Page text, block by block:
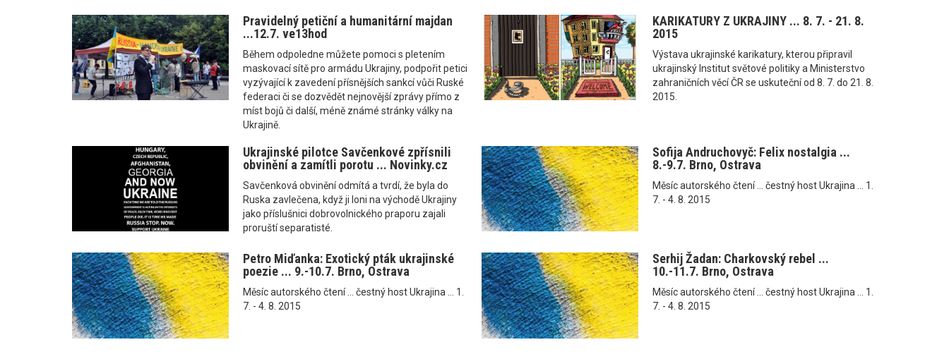
Pravidelný petiční a humanitární majdan
...12.7. ve13hod
Během odpoledne můžete pomoci s pletením
maskovací sítě pro armádu Ukrajiny, podpořit petici
vyzývající k zavedení přísnějších sankcí vůči Ruské
federaci či se dozvědět nejnovější zprávy přímo z
míst bojů či další, méně známé stránky války na
Ukrajině.
KARIKATURY Z UKRAJINY ... 8. 7. - 21. 8.
2015
Výstava ukrajinské karikatury, kterou připravil
ukrajinský Institut světové politiky a Ministerstvo
zahraničních věcí ČR se uskuteční od 8. 7. do 21. 8.
2015.
Ukrajinské pilotce Savčenkové zpřísnili
obvinění a zamítli porotu ... Novinky.cz
Savčenková obvinění odmítá a tvrdí, že byla do
Ruska zavlečena, když ji loni na východě Ukrajiny
jako příslušnici dobrovolnického praporu zajali
proruští separatisté.
Sofija Andruchovyč: Felix nostalgia ...
8.-9.7. Brno, Ostrava
Měsíc autorského čtení ... čestný host Ukrajina ... 1.
7. - 4. 8. 2015
Petro Miďanka: Exotický pták ukrajinské
poezie ... 9.-10.7. Brno, Ostrava
Měsíc autorského čtení ... čestný host Ukrajina ... 1.
7. - 4. 8. 2015
Serhij Žadan: Charkovský rebel ...
10.-11.7. Brno, Ostrava
Měsíc autorského čtení ... čestný host Ukrajina ... 1.
7. - 4. 8. 2015